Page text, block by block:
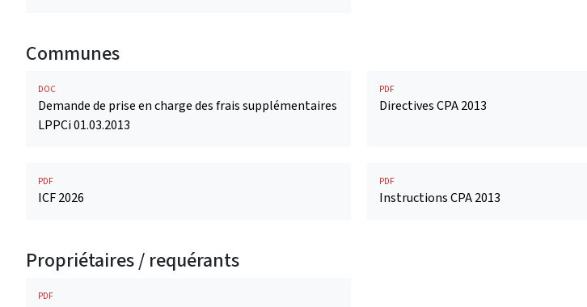
Communes
DOC
Demande de prise en charge des frais supplémentaires
LPPCi 01.03.2013
PDF
Directives CPA 2013
PDF
ICF 2026
PDF
Instructions CPA 2013
Propriétaires / requérants
PDF